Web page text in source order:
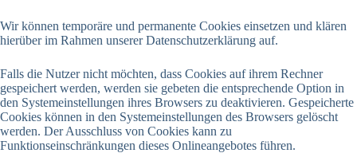
Wir können temporäre und permanente Cookies einsetzen und klären
hierüber im Rahmen unserer Datenschutzerklärung auf.
Falls die Nutzer nicht möchten, dass Cookies auf ihrem Rechner
gespeichert werden, werden sie gebeten die entsprechende Option in
den Systemeinstellungen ihres Browsers zu deaktivieren. Gespeicherte
Cookies können in den Systemeinstellungen des Browsers gelöscht
werden. Der Ausschluss von Cookies kann zu
Funktionseinschränkungen dieses Onlineangebotes führen.